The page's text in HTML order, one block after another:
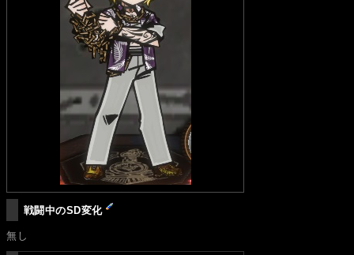
戦闘中のSD変化
無し